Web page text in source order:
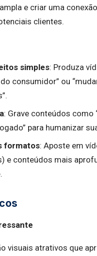
e criar uma
clientes.
simples: Produza
consumidor” ou
: Grave conteúdos como
para humanizar
formatos: Aposte em
e conteúdos mais
visuais atrativos que